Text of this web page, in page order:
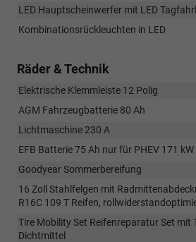
LED Hauptscheinwerfer mit LED
Kombinationsrückleuchten in LED
Räder & Technik
Elektrische Klemmleiste 12 Polig
AGM Fahrzeugbatterie 80 Ah
Lichtmaschine 230 A
EFB Batterie 75 Ah nur für PHEV 171
Goodyear Sommerbereifung
16 Zoll Stahlfelgen mit
R16C 109 T Reifen,
Tire Mobility Set Reifenreparatur Set mit
Dichtmittel